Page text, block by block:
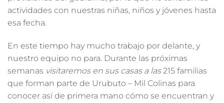
actividades con nuestras niñas, niños y jóvenes hasta
esa fecha.
En este tiempo hay mucho trabajo por delante, y
nuestro equipo no para. Durante las próximas
semanas visitaremos en sus casas a las215 familias
que forman parte de Urubuto – Mil Colinas para
conocer así de primera mano cómo se encuentran y